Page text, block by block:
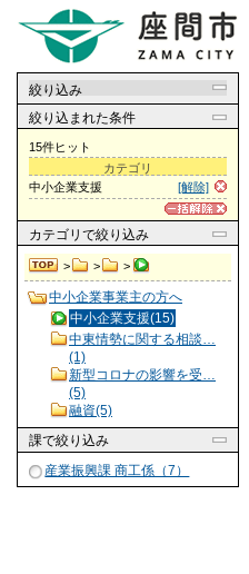
絞り込み
絞り込まれた条件
15件ヒット
カテゴリ
[解除]
中小企業支援
カテゴリ で絞り込み
> > >
中小企業事業主の方へ
中小企業支援(15)
中東情勢に関する相談…
(1)
新型コロナの影響を受…
(5)
融資(5)
課で絞り込み
産業振興課 商工係（7）